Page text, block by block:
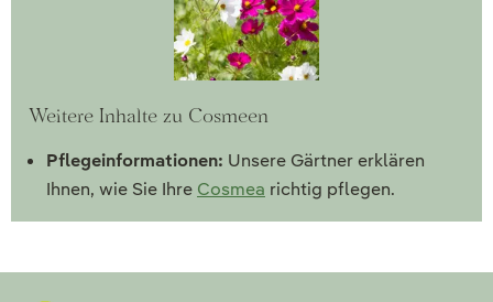
Weitere Inhalte zu Cosmeen
Pflegeinformationen: Unsere Gärtner erklären
Ihnen, wie Sie Ihre Cosmea richtig pflegen.